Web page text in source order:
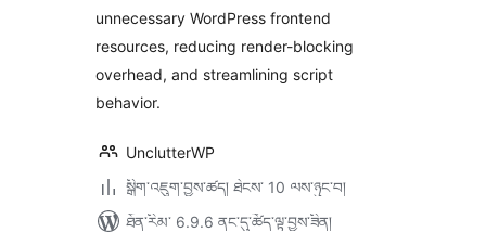
unnecessary WordPress frontend
resources, reducing render-blocking
overhead, and streamlining script
behavior.
UnclutterWP
སྒྲིག་འཇུག་བྱས་ཚད། ཐེངས་ 10 ལས་ཉུང་བ།
ཐོན་རིམ་ 6.9.6 ནང་དུ་ཚོད་ལྟ་བྱས་ཟིན།